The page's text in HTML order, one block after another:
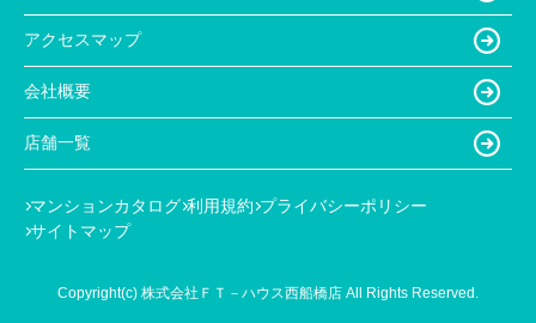
アクセスマップ
会社概要
店舗一覧
マンションカタログ 利用規約 プライバシーポリシー
サイトマップ
Copyright(c) 株式会社ＦＴ－ハウス西船橋店 All Rights Reserved.